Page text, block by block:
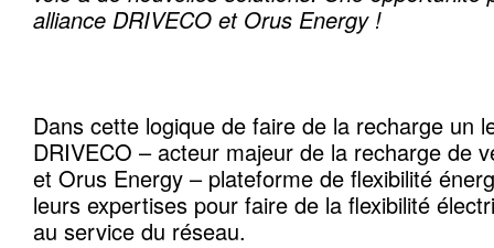
alliance DRIVECO et Orus Energy !
Dans cette logique de faire de la recharge un
DRIVECO – acteur majeur de la recharge de
et Orus Energy – plateforme de flexibilité
leurs expertises pour faire de la flexibilité
au service du réseau.